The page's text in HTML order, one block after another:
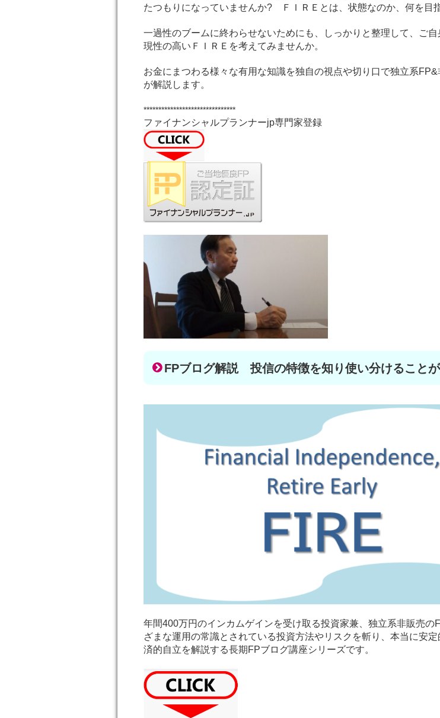
たつもりになっていませんか?
ＦＩＲＥとは、状態なのか、何を目
一過性のブームに終わらせないためにも、しっかりと整理して、ご自
現性の高いＦＩＲＥを考えてみませんか。
お金にまつわる様々な有用な知識を独自の視点や切り口で独立系
が解説します。
*******************************
ファイナンシャルプランナーjp専門家登録
FPブログ解説 投信の特徴を知り使い分けること
年間400万円のインカムゲインを受け取る投資家兼、独立系非販売の
ざまな運用の常識とされている投資方法やリスクを斬り、本当に安
済的自立を解説する長期FPブログ講座シリーズです。